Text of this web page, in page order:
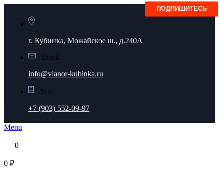
г. Кубинка, Можайское ш., д.240А
Email
info@vianor-kubinka.ru
Тел.
+7 (903) 552-09-97
Menu
0
0 ₽